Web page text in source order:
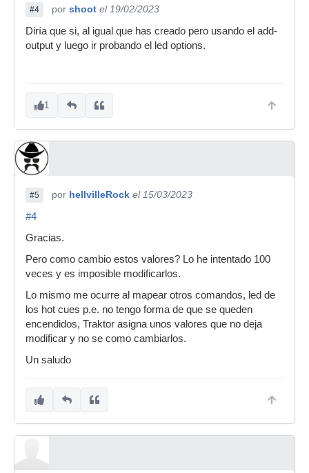
#4 por shoot el 19/02/2023
Diría que si, al igual que has creado pero usando el add-
output y luego ir probando el led options.
1
#5 por hellvilleRock el 15/03/2023
#4
Gracias.
Pero como cambio estos valores? Lo he intentado 100
veces y es imposible modificarlos.
Lo mismo me ocurre al mapear otros comandos, led de
los hot cues p.e. no tengo forma de que se queden
encendidos, Traktor asigna unos valores que no deja
modificar y no se como cambiarlos.
Un saludo